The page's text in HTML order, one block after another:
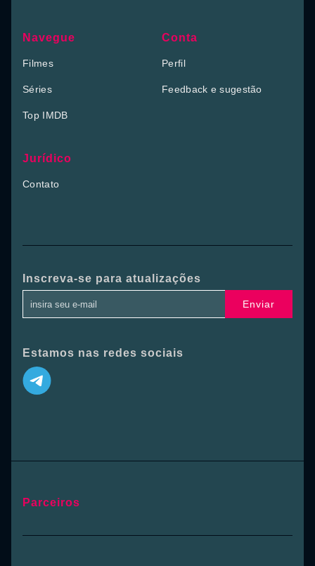
Navegue
Filmes
Séries
Top IMDB
Conta
Perfil
Feedback e sugestão
Jurídico
Contato
Inscreva-se para atualizações
Enviar
Estamos nas redes sociais
Parceiros